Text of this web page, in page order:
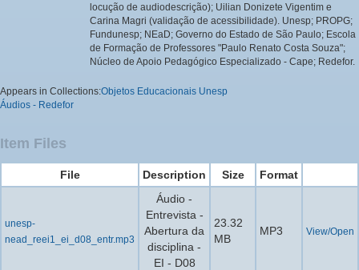
locução de audiodescrição); Uilian Donizete Vigentim e
Carina Magri (validação de acessibilidade). Unesp; PROPG;
Fundunesp; NEaD; Governo do Estado de São Paulo; Escola
de Formação de Professores "Paulo Renato Costa Souza";
Núcleo de Apoio Pedagógico Especializado - Cape; Redefor.
Appears in Collections:Objetos Educacionais Unesp
Áudios - Redefor
Item Files
File Description Size Format
unesp-
nead_reei1_ei_d08_entr.mp3
Áudio -
Entrevista -
Abertura da
disciplina -
EI - D08
23.32
MB
MP3 View/Open